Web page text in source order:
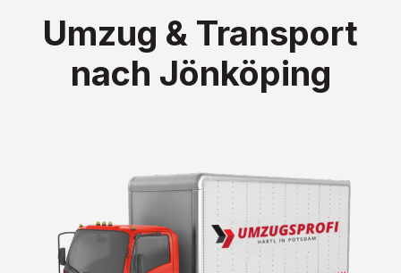
Umzug & Transport
nach Jönköping